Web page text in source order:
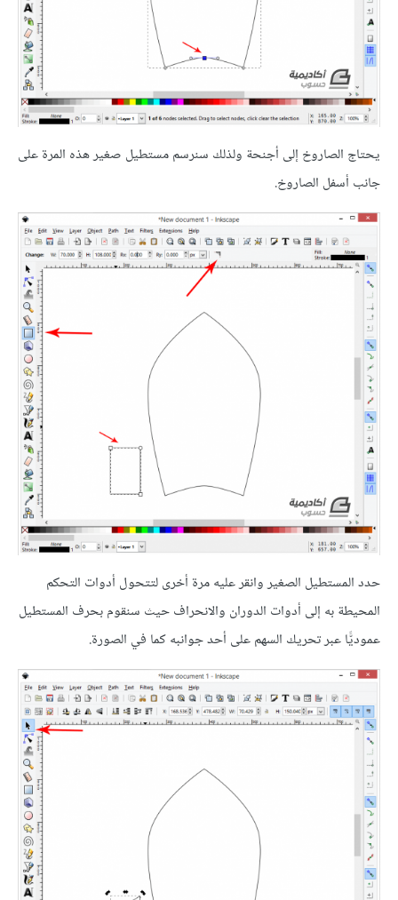
يحتاج الصاروخ إلى أجنحة ولذلك سنرسم مستطيل صغير هذه المرة على
جانب أسفل الصاروخ.
حدد المستطيل الصغير وانقر عليه مرة أخرى لتتحول أدوات التحكم
المحيطة به إلى أدوات الدوران والانحراف حيث سنقوم بحرف المستطيل
عموديًّا عبر تحريك السهم على أحد جوانبه كما في الصورة.